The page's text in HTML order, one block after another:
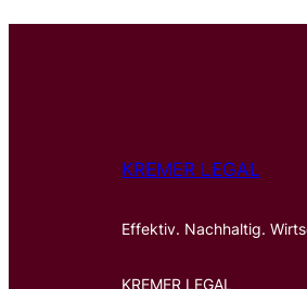
KREMER LEGAL
Effektiv. Nachhaltig.
KREMER LEGAL